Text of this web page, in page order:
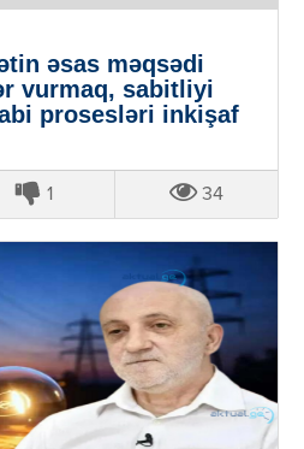
əsas məqsədi
vurmaq, sabitliyi
prosesləri inkişaf
1 34